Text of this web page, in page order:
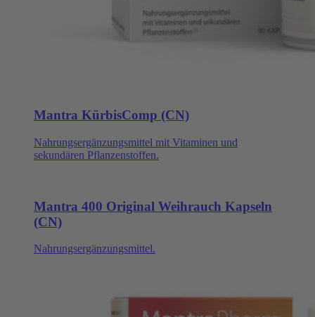
Mantra KürbisComp (CN)
Nahrungsergänzungsmittel mit Vitaminen und
sekundären Pflanzenstoffen.
Mantra 400 Original Weihrauch Kapseln
(CN)
Nahrungsergänzungsmittel.